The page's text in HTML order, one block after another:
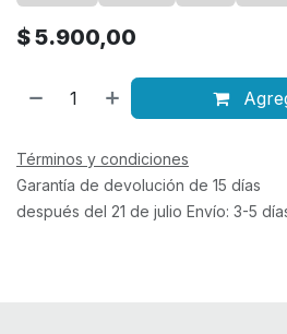
$5.900,00
Términos y condiciones
Garantía de devolución de 15 días
después del 21 de julio Envío: 3-5